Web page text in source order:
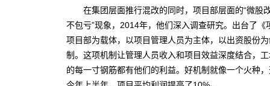
在集团层面推行混改的同时，项目部层面的“微股
不包亏”现象，2014年，他们深入调查研究。出台了
项目部为载体，以项目管理人员为主体，以出资股份
制。这项机制让管理人员收入和项目效益深度结合，
的每一寸钢筋都有他们的利益。好机制就像一个火种